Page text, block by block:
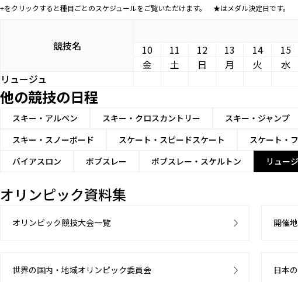
+をクリックすると種目ごとのスケジュールをご覧いただけます。 ★はメダル決定日です。
競技名
10
11 12 13 14 15
金
土 日 月 火 水
リュージュ
他の競技の日程
スキー・アルペン スキー・クロスカントリー スキー・ジャンプ
スキー・スノーボード
スケート・スピードスケート スケート・
バイアスロン
ボブスレー ボブスレー・スケルトン リュー
オリンピック資料集
オリンピック競技大会一覧 開催
世界の国内・地域オリンピック委員会 日本